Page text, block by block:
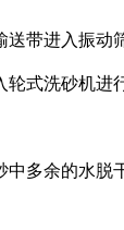
送带进入振动
轮式洗砂机进
中多余的水脱